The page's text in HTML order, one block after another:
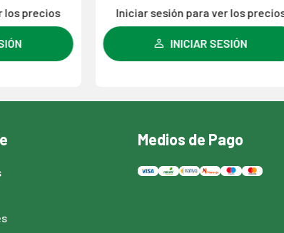
Iniciar sesión para ver los precios
INICIAR SESIÓN
Medios de Pago